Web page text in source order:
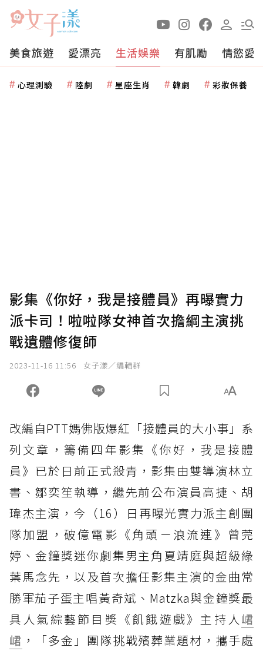
美食旅遊 愛漂亮 生活娛樂 有肌勵 情慾愛
心理測驗 陸劇 星座生肖 韓劇 彩妝保養
影集《你好，我是接體員》再曝實力
派卡司！啦啦隊女神首次擔綱主演挑
戰遺體修復師
2023-11-16 11:56 女子漾／編輯群
改編自PTT媽佛版爆紅「接體員的大小事」系
列文章，籌備四年影集《你好，我是接體
員》已於日前正式殺青，影集由雙導演林立
書、鄒奕笙執導，繼先前公布演員高捷、胡
瑋杰主演，今（16）日再曝光實力派主創團
隊加盟，破億電影《角頭－浪流連》曾莞
婷、金鐘獎迷你劇集男主角夏靖庭與超級綠
葉馬念先，以及首次擔任影集主演的金曲常
勝軍茄子蛋主唱黃奇斌、Matzka與金鐘獎最
具人氣綜藝節目獎《飢餓遊戲》主持人峮
峮 ，「多金」團隊挑戰殯葬業題材，攜手處